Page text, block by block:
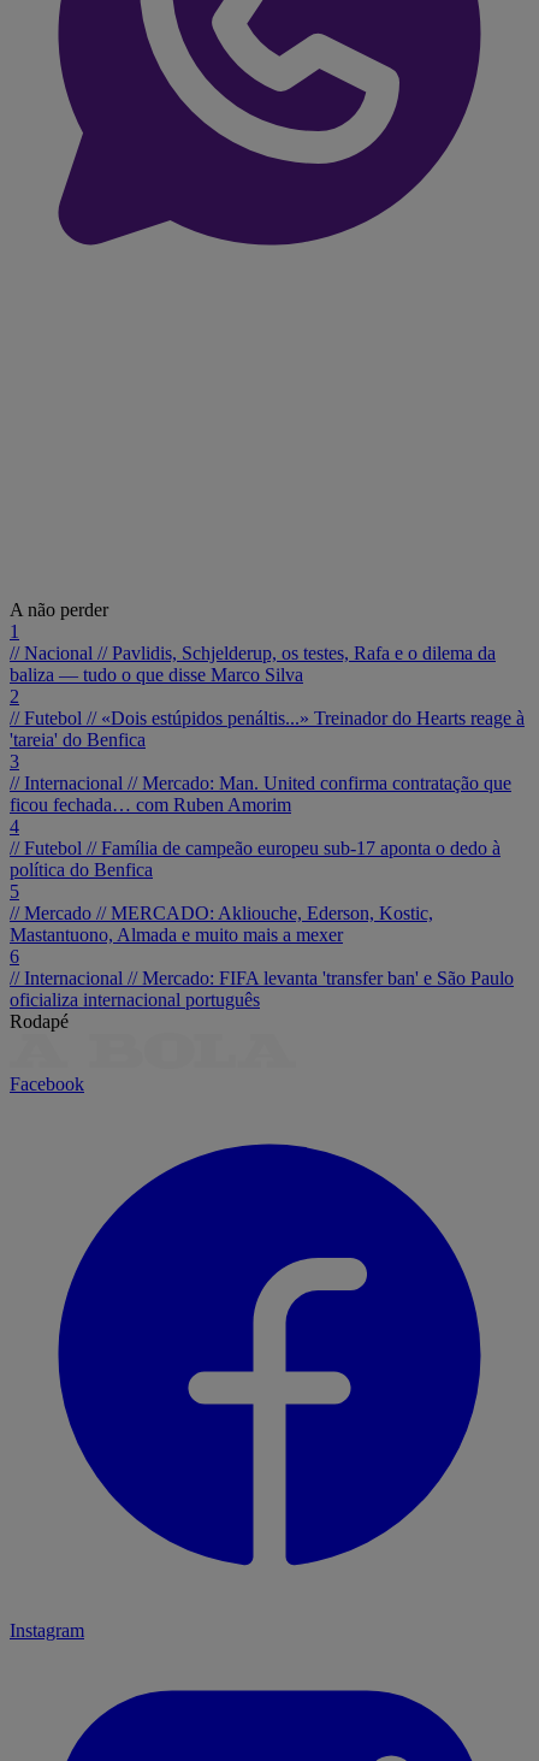
A não perder
1
// Nacional //Pavlidis, Schjelderup, os testes, Rafa e o dilema da
baliza — tudo o que disse Marco Silva
2
// Futebol // «Dois estúpidos penáltis...» Treinador do Hearts reage à
'tareia' do Benfica
3
// Internacional //Mercado: Man. United confirma contratação que
ficou fechada… com Ruben Amorim
4
// Futebol //Família de campeão europeu sub-17 aponta o dedo à
política do Benfica
5
// Mercado //MERCADO: Akliouche, Ederson, Kostic,
Mastantuono, Almada e muito mais a mexer
6
// Internacional //Mercado: FIFA levanta 'transfer ban' e São Paulo
oficializa internacional português
Rodapé
Facebook
Instagram